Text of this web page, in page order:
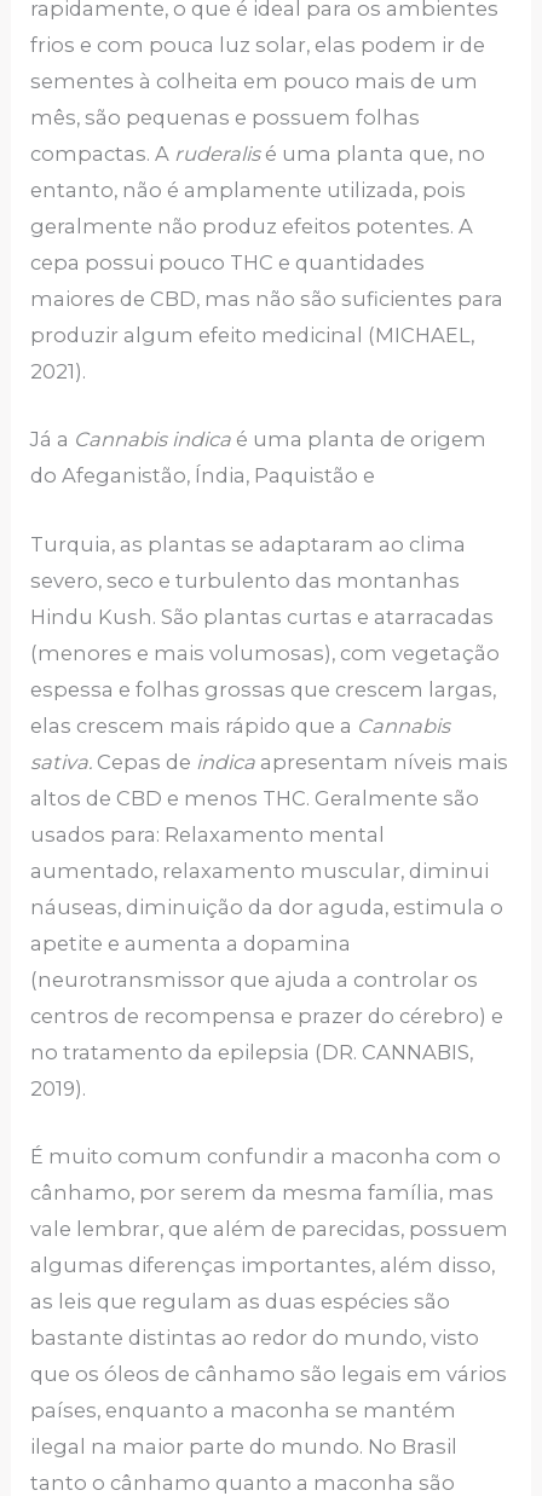
rapidamente, o que é ideal para os ambientes
frios e com pouca luz solar, elas podem ir de
sementes à colheita em pouco mais de um
mês, são pequenas e possuem folhas
compactas. A ruderalisé uma planta que, no
entanto, não é amplamente utilizada, pois
geralmente não produz efeitos potentes. A
cepa possui pouco THC e quantidades
maiores de CBD, mas não são suficientes para
produzir algum efeito medicinal (MICHAEL,
2021).
Já a Cannabis indica é uma planta de origem
do Afeganistão, Índia, Paquistão e
Turquia, as plantas se adaptaram ao clima
severo, seco e turbulento das montanhas
Hindu Kush. São plantas curtas e atarracadas
(menores e mais volumosas), com vegetação
espessa e folhas grossas que crescem largas,
elas crescem mais rápido que a Cannabis
sativa. Cepas de indica apresentam níveis mais
altos de CBD e menos THC. Geralmente são
usados para: Relaxamento mental
aumentado, relaxamento muscular, diminui
náuseas, diminuição da dor aguda, estimula o
apetite e aumenta a dopamina
(neurotransmissor que ajuda a controlar os
centros de recompensa e prazer do cérebro) e
no tratamento da epilepsia (DR. CANNABIS,
2019).
É muito comum confundir a maconha com o
cânhamo, por serem da mesma família, mas
vale lembrar, que além de parecidas, possuem
algumas diferenças importantes, além disso,
as leis que regulam as duas espécies são
bastante distintas ao redor do mundo, visto
que os óleos de cânhamo são legais em vários
países, enquanto a maconha se mantém
ilegal na maior parte do mundo. No Brasil
tanto o cânhamo quanto a maconha são